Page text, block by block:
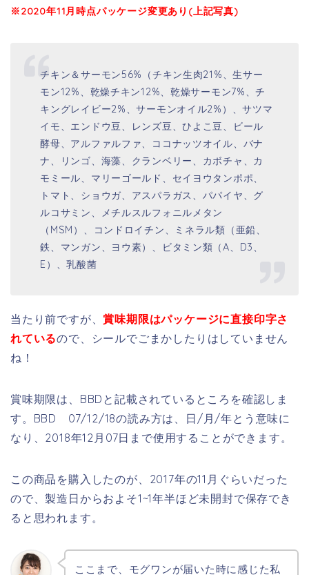
※2020年11月時点パッケージ変更あり(上記写真)
チキン＆サーモン56%（チキン生肉21%、生サー
モン12%、乾燥チキン12%、乾燥サーモン7%、チ
キングレイビー2%、サーモンオイル2%）、サツマ
イモ、エンドウ豆、レンズ豆、ひよこ豆、ビール
酵母、アルファルファ、ココナッツオイル、バナ
ナ、リンゴ、海藻、クランベリー、カボチャ、カ
モミール、マリーゴールド、セイヨウタンポポ、
トマト、ショウガ、アスパラガス、パパイヤ、グ
ルコサミン、メチルスルフォニルメタン
（MSM）、コンドロイチン、ミネラル類（亜鉛、
鉄、マンガン、ヨウ素）、ビタミン類（A、D3、
E）、乳酸菌
当たり前ですが、 賞味期限はパッケージに直接印字さ
れているので、シールでごまかしたりはしていません
ね！
賞味期限は、BBDと記載されているところを確認しま
す。BBD 07/12/18の読み方は、日/月/年とう意味に
なり、2018年12月07日まで使用することができます。
この商品を購入したのが、2017年の11月ぐらいだった
ので、製造日からおよそ1~1年半ほど未開封で保存でき
ると思われます。
ここまで、モグワンが届いた時に感じた私